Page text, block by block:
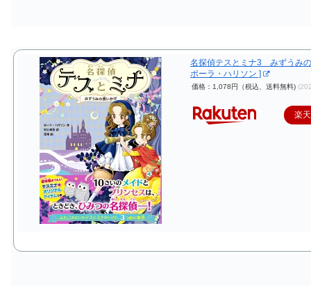
名探偵テスとミナ3 みずうみ
ポーラ・ハリソン ]
価格：1,078円（税込、送料無料)
楽